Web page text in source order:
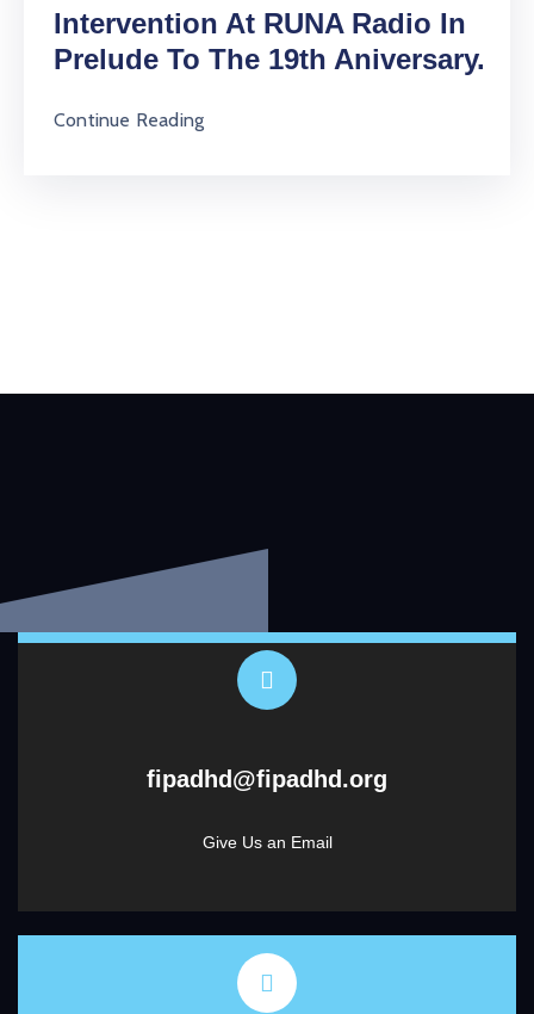
Intervention At RUNA Radio In
Prelude To The 19th Aniversary.
Continue Reading
fipadhd@fipadhd.org
Give Us an Email